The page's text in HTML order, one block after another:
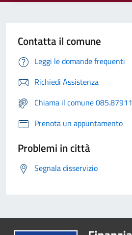
Contatta il comune
Leggi le domande frequenti
Richiedi Assistenza
Chiama il comune 085.87911
Prenota un appuntamento
Problemi in città
Segnala disservizio